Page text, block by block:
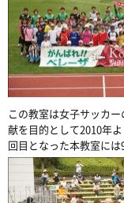
この教室は女子サッカ
献を目的として2010年
回目となった本教室に